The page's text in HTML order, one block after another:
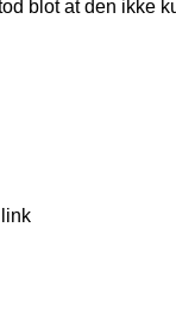
blot at den ikke